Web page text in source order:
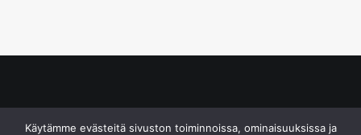
Käytämme evästeitä sivuston toiminnoissa, ominaisuuksissa ja